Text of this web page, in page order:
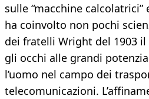
sulle “macchine calcolatrici”
ha coinvolto non pochi
dei fratelli Wright del 1903
gli occhi alle grandi
l’uomo nel campo dei
telecomunicazioni.